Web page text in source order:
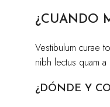
¿CUANDO
Vestibulum curae
nibh lectus quam
¿DÓNDE Y